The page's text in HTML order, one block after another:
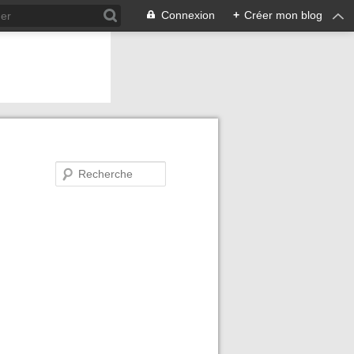
Connexion + Créer mon blog